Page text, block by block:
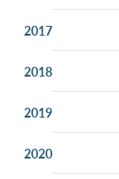
2017
2018
2019
2020